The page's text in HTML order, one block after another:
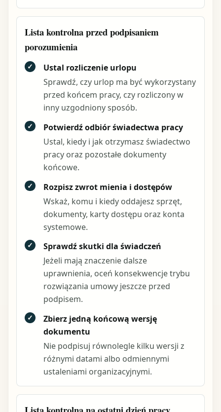
Lista kontrolna przed podpisaniem
porozumienia
✓
Ustal rozliczenie urlopu
Sprawdź, czy urlop ma być wykorzystany
przed końcem pracy, czy rozliczony w
inny uzgodniony sposób.
✓
Potwierdź odbiór świadectwa pracy
Ustal, kiedy i jak otrzymasz świadectwo
pracy oraz pozostałe dokumenty
końcowe.
✓
Rozpisz zwrot mienia i dostępów
Wskaż, komu i kiedy oddajesz sprzęt,
dokumenty, karty dostępu oraz konta
systemowe.
✓
Sprawdź skutki dla świadczeń
Jeżeli mają znaczenie dalsze
uprawnienia, oceń konsekwencje trybu
rozwiązania umowy jeszcze przed
podpisem.
✓
Zbierz jedną końcową wersję
dokumentu
Nie podpisuj równolegle kilku wersji z
różnymi datami albo odmiennymi
ustaleniami organizacyjnymi.